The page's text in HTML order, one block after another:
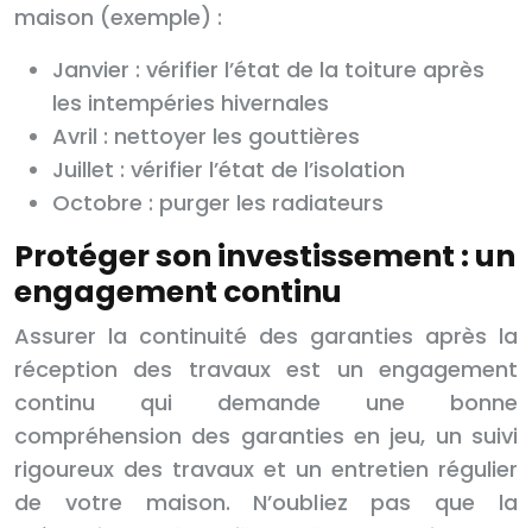
maison (exemple) :
Janvier : vérifier l’état de la toiture après
les intempéries hivernales
Avril : nettoyer les gouttières
Juillet : vérifier l’état de l’isolation
Octobre : purger les radiateurs
Protéger son investissement : un
engagement continu
Assurer la continuité des garanties après la
réception des travaux est un engagement
continu qui demande une bonne
compréhension des garanties en jeu, un suivi
rigoureux des travaux et un entretien régulier
de votre maison. N’oubliez pas que la